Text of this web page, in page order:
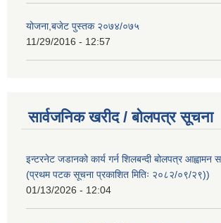
योजना,बजेट पुस्तक २०७४/०७५
11/29/2016 - 12:57
सार्वजनिक खरीद / बोलपत्र सूचना
इन्टरनेट जडानको कार्य गर्न शिलबन्दी बोलपत्र आह्वामन
(प्रथम पटक सूचना प्रकाशित मितिः २०८२/०९/२९))
01/13/2026 - 12:04